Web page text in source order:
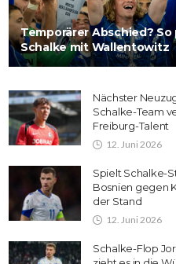
Temporärer Abschied? So
Schalke mit Wallentowitz
Nächster
Schalke-Team
Freiburg-Talent
12. Juni 2026
Spielt Schalke-
Bosnien gegen
der Stand
12. Juni 2026
Schalke-Flop